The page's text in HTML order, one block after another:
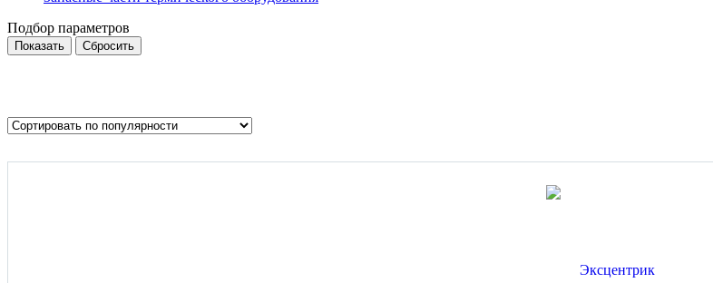
Подбор параметров